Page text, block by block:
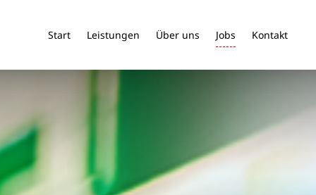
Start Leistungen Über uns Jobs Kontakt